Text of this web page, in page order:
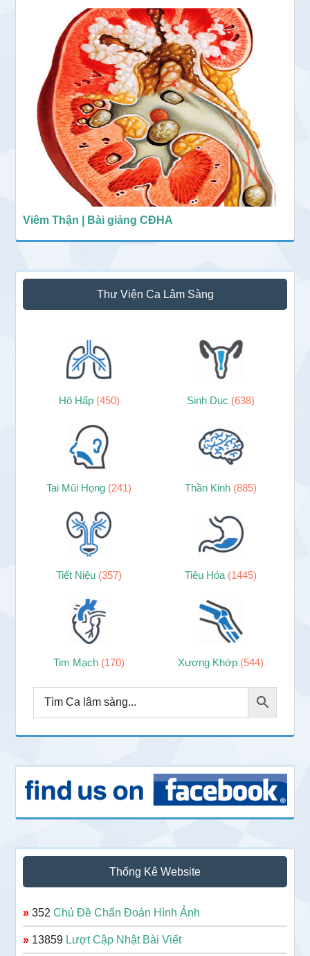
Viêm Thận | Bài giảng CĐHA
Thư Viện Ca Lâm Sàng
Hô Hấp (450) Sinh Dục (638)
Tai Mũi Họng (241) Thần Kinh (885)
Tiết Niệu (357) Tiêu Hóa (1445)
Tim Mạch (170) Xương Khớp (544)
Thống Kê Website
» 352Chủ Đề Chẩn Đoán Hình Ảnh
» 13859 Lượt Cập Nhật Bài Viết